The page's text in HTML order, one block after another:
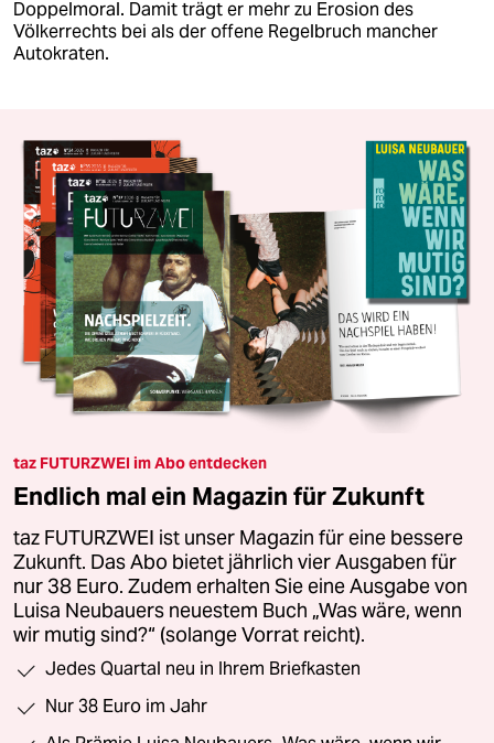
Doppelmoral. Damit trägt er mehr zu Erosion des
Völkerrechts bei als der offene Regelbruch mancher
Autokraten.
taz FUTURZWEI im Abo entdecken
Endlich mal ein Magazin für Zukunft
taz FUTURZWEI ist unser Magazin für eine bessere
Zukunft. Das Abo bietet jährlich vier Ausgaben für
nur 38 Euro. Zudem erhalten Sie eine Ausgabe von
Luisa Neubauers neuestem Buch „Was wäre, wenn
wir mutig sind?“ (solange Vorrat reicht).
Jedes Quartal neu in Ihrem Briefkasten
Nur 38 Euro im Jahr